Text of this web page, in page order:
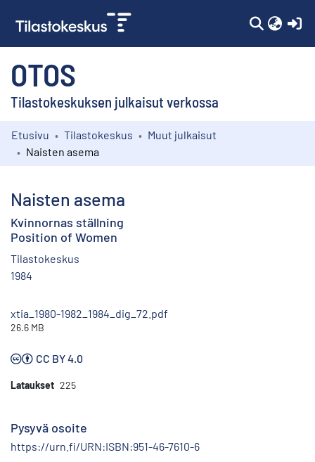
OTOS
Tilastokeskuksen julkaisut verkossa
Kokoelmat
Etusivu Tilastokeskus
Muut julkaisut
Naisten asema
Naisten asema
Kvinnornas ställning
Position of Women
Tilastokeskus
1984
xtia_1980-1982_1984_dig_72.pdf
26.6 MB
CC BY 4.0
Lataukset 225
Pysyvä osoite
https://urn.fi/URN:ISBN:951-46-7610-6